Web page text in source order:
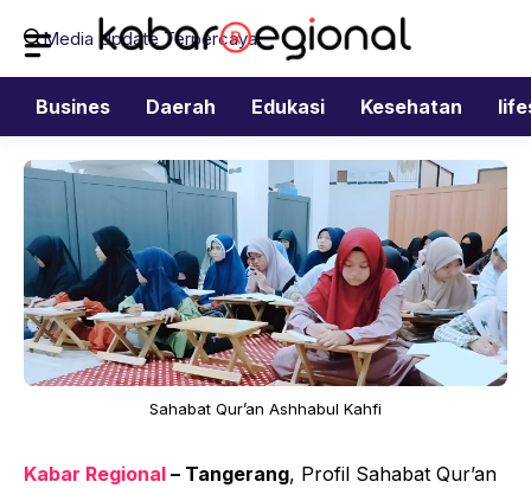
isi
Media Update Terpercaya
Busines Daerah Edukasi Kesehatan
Sahabat Qur’an Ashhabul Kahfi
Kabar Regional – Tangerang, Profil Sahabat Qur’an